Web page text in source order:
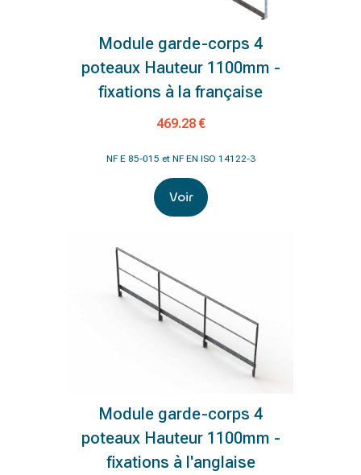
Module garde-corps 4
poteaux Hauteur 1100mm -
fixations à la française
469.28 €
NF E 85-015 et NF EN ISO 14122-3
Voir
Module garde-corps 4
poteaux Hauteur 1100mm -
fixations à l'anglaise